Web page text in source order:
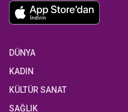
DÜNYA
KADIN
KÜLTÜR SANAT
SAĞLIK